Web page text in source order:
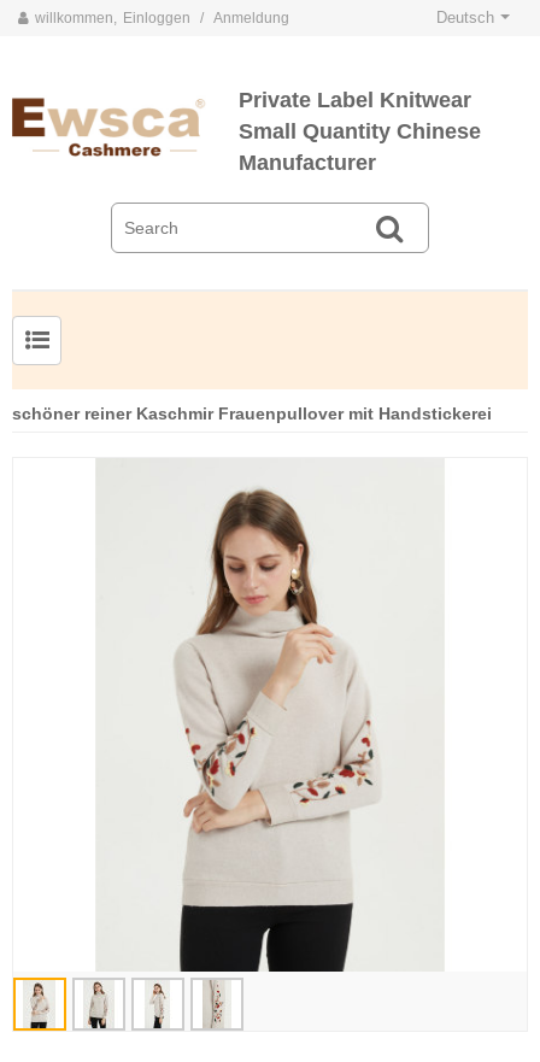
willkommen, Einloggen / Anmeldung Deutsch
Private Label Knitwear
Small Quantity Chinese
Manufacturer
schöner reiner Kaschmir Frauenpullover mit Handstickerei